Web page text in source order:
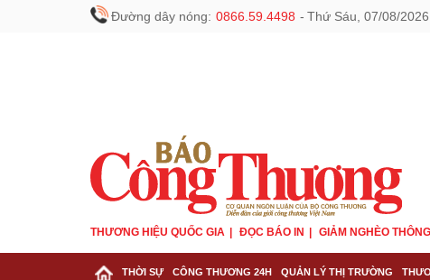
Đường dây nóng: 0866.59.4498 - Thứ Sáu, 07/08/
THƯƠNG HIỆU QUỐC GIA ĐỌC BÁO IN GIẢM NGHÈO
THỜI SỰ CÔNG THƯƠNG 24H QUẢN LÝ THỊ TRƯỜNG